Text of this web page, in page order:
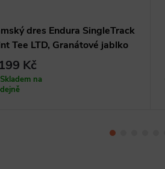
dres Endura SingleTrack
Tee LTD, Granátové jablko
Kč
Skladem na